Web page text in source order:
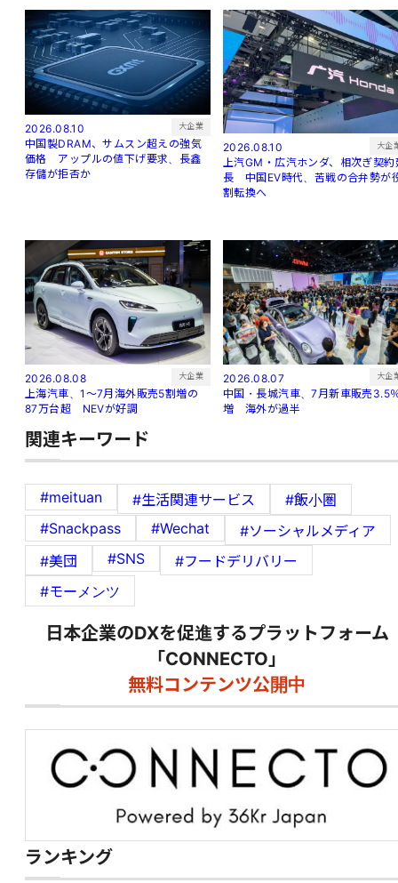
2026.08.10 大企業
中国製DRAM、サムスン超えの強気
価格 アップルの値下げ要求、長鑫
存儲が拒否か
2026.08.10 大企
上汽GM・広汽ホンダ、相次ぎ契約
長 中国EV時代、苦戦の合弁勢が
割転換へ
2026.08.08 大企業
上海汽車、1～7月海外販売5割増の
87万台超 NEVが好調
2026.08.07 大企
中国・長城汽車、7月新車販売3.5
増 海外が過半
関連キーワード
#meituan #生活関連サービス
#飯小圏
#Snackpass
#Wechat
#ソーシャルメディア
#美団
#SNS
#フードデリバリー
#モーメンツ
日本企業のDXを促進するプラットフォーム
「CONNECTO」
無料コンテンツ公開中
ランキング